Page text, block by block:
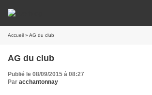
Accueil » AG du club
AG du club
Publié le 08/09/2015 à 08:27
Par acchantonnay